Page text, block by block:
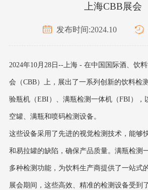
上海CBB展会
发布时间:2024.10
2024年10月28日--上海 - 在中国国际酒、饮
会（CBB）上，展出了一系列创新的饮料检
验瓶机（EBI）、满瓶检测一体机（FBI），
空罐、满瓶和喷码检测设备。
这些设备采用了先进的视觉检测技术，能够
和易拉罐的缺陷，确保产品质量。满瓶检测
多种检测功能，为饮料生产商提供了一站式
展会期间，这些高效、精准的检测设备受到